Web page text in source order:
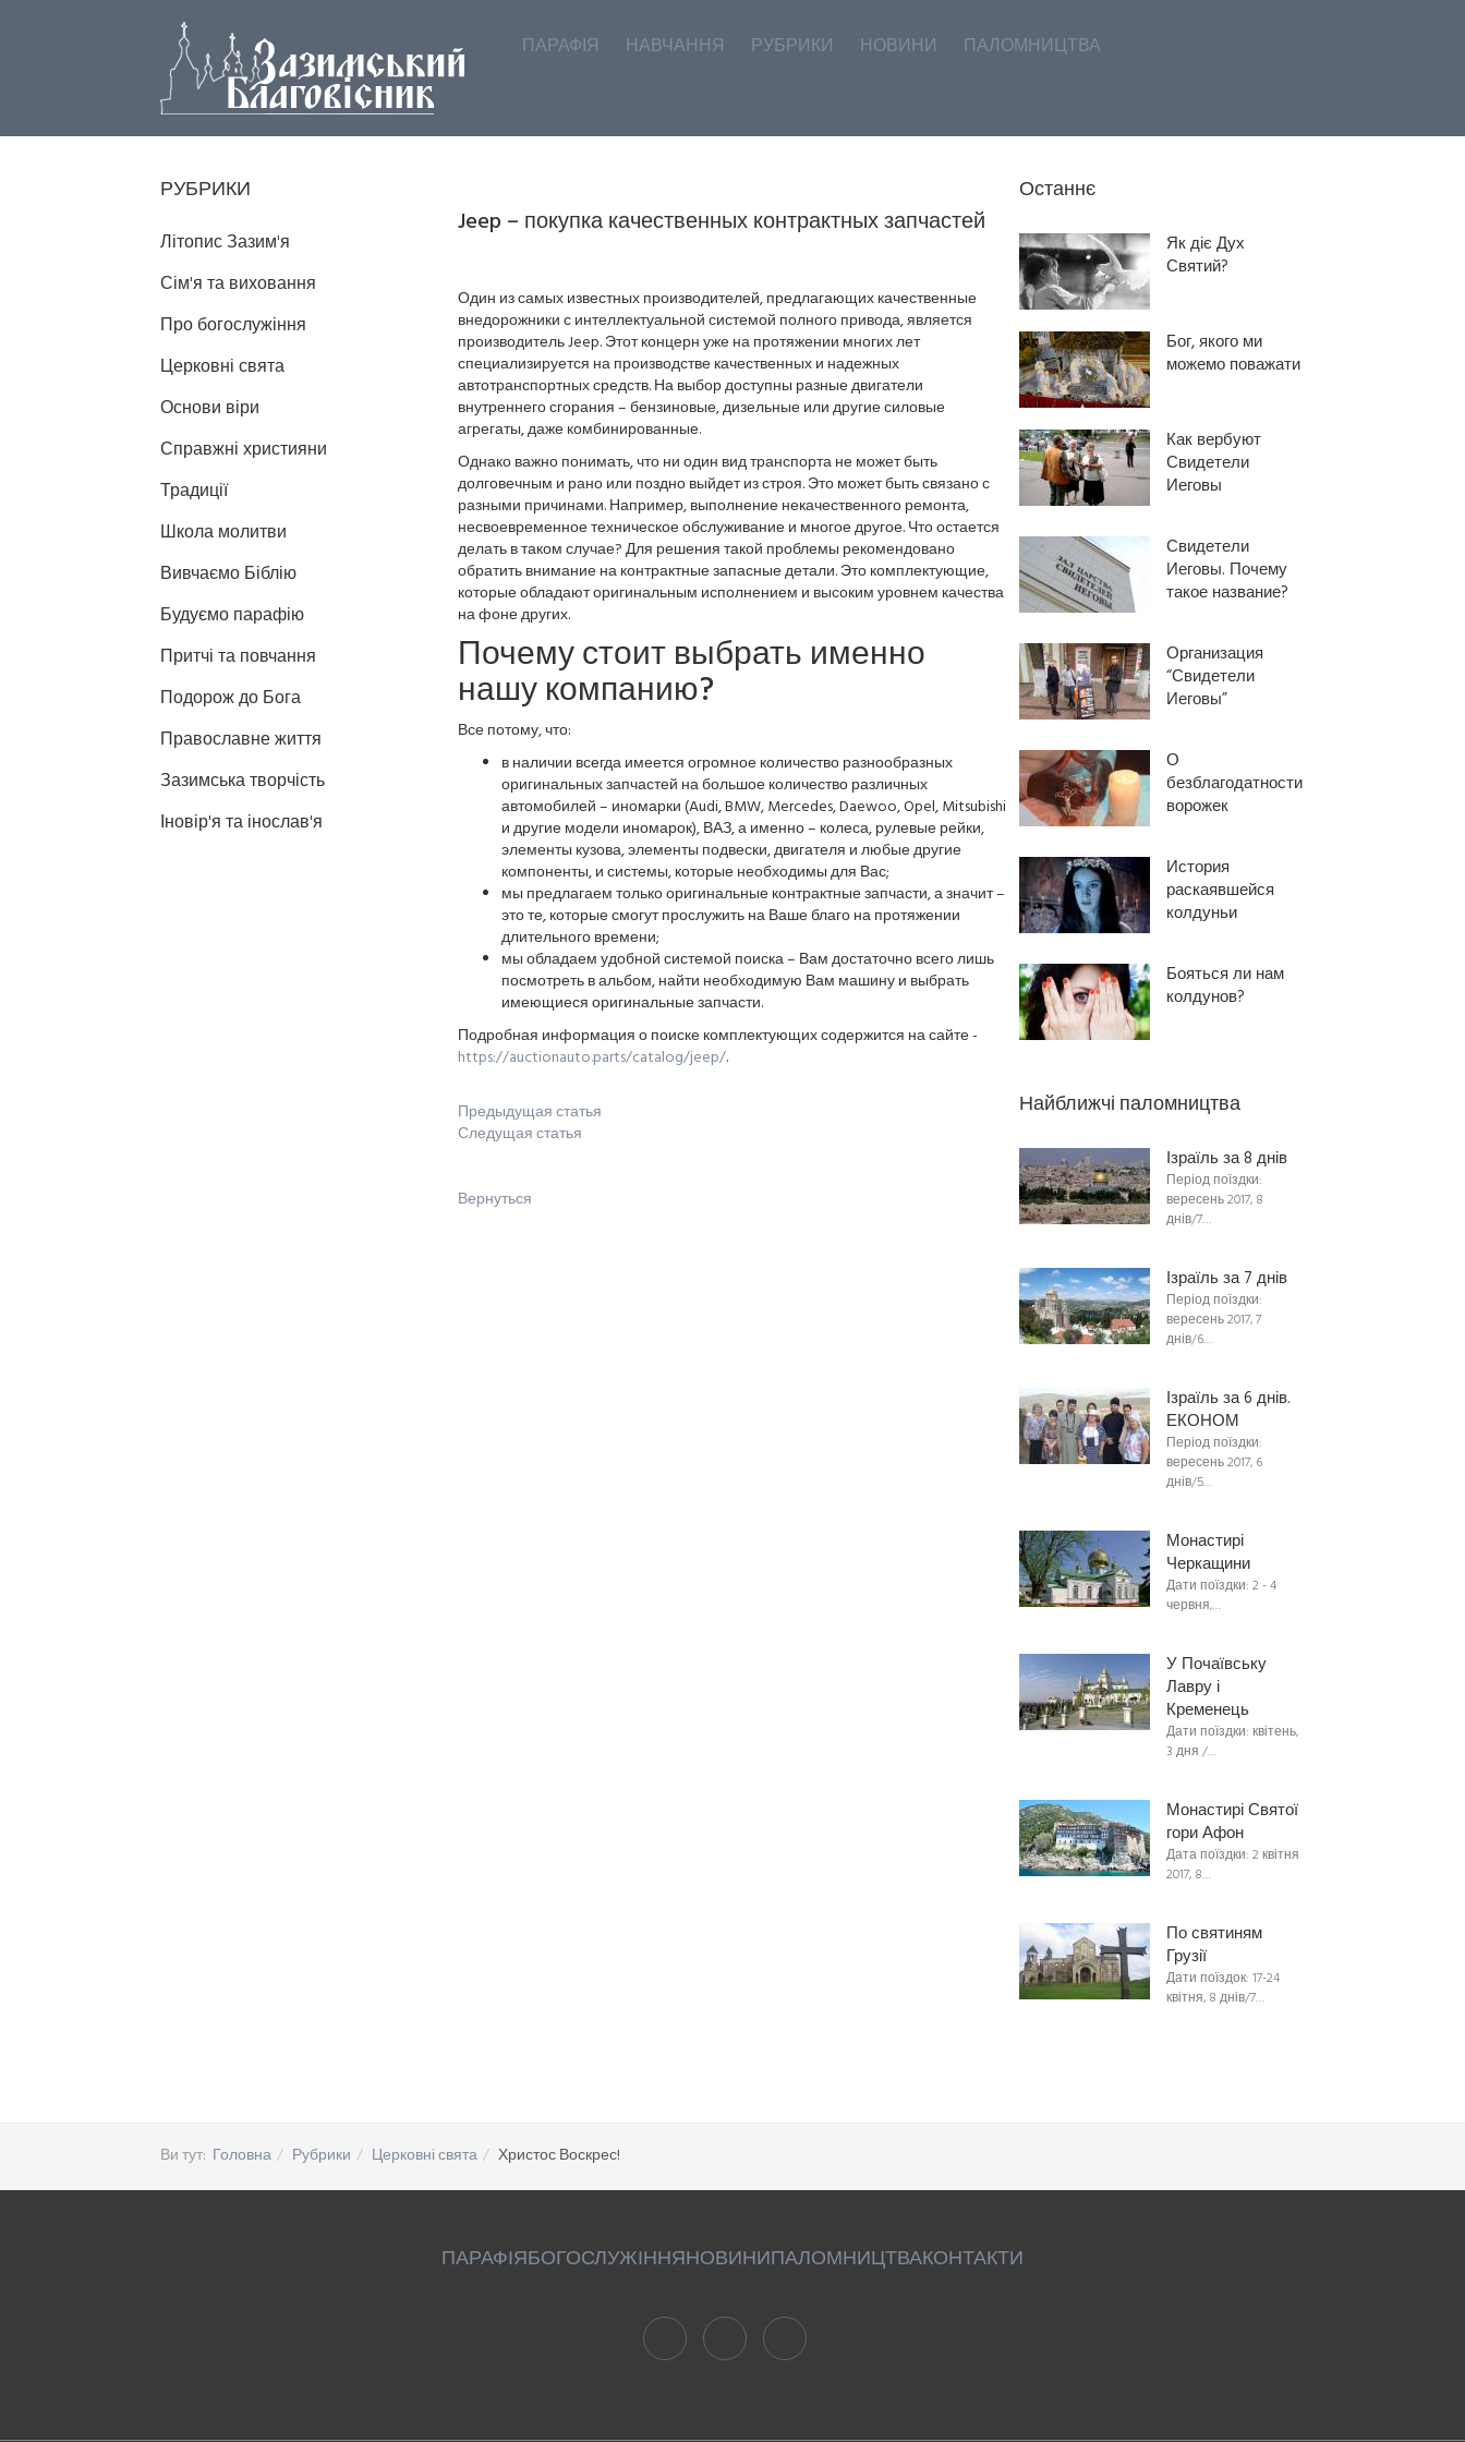
ПАРАФІЯ НАВЧАННЯ РУБРИКИ НОВИНИ ПАЛОМНИЦТВА
Jeep – покупка качественных контрактных запчастей
Один из самых известных производителей, предлагающих качественные
внедорожники с интеллектуальной системой полного привода, является
производитель Jeep. Этот концерн уже на протяжении многих лет
специализируется на производстве качественных и надежных
автотранспортных средств. На выбор доступны разные двигатели
внутреннего сгорания – бензиновые, дизельные или другие силовые
агрегаты, даже комбинированные.
Однако важно понимать, что ни один вид транспорта не может быть
долговечным и рано или поздно выйдет из строя. Это может быть связано с
разными причинами. Например, выполнение некачественного ремонта,
несвоевременное техническое обслуживание и многое другое. Что остается
делать в таком случае? Для решения такой проблемы рекомендовано
обратить внимание на контрактные запасные детали. Это комплектующие,
которые обладают оригинальным исполнением и высоким уровнем качества
на фоне других.
Почему стоит выбрать именно
нашу компанию?
Все потому, что:
в наличии всегда имеется огромное количество разнообразных
оригинальных запчастей на большое количество различных
автомобилей – иномарки (Audi, BMW, Mercedes, Daewoo, Opel, Mitsubishi
и другие модели иномарок), ВАЗ, а именно – колеса, рулевые рейки,
элементы кузова, элементы подвески, двигателя и любые другие
компоненты, и системы, которые необходимы для Вас;
мы предлагаем только оригинальные контрактные запчасти, а значит –
это те, которые смогут прослужить на Ваше благо на протяжении
длительного времени;
мы обладаем удобной системой поиска – Вам достаточно всего лишь
посмотреть в альбом, найти необходимую Вам машину и выбрать
имеющиеся оригинальные запчасти.
Подробная информация о поиске комплектующих содержится на сайте -
https://auctionauto.parts/catalog/jeep/.
Предыдущая статья
Следущая статья
Вернуться
РУБРИКИ
Літопис Зазим'я
Сім'я та виховання
Про богослужіння
Церковні свята
Основи віри
Справжні християни
Традиції
Школа молитви
Вивчаємо Біблію
Будуємо парафію
Притчі та повчання
Подорож до Бога
Православне життя
Зазимська творчість
Іновір'я та інослав'я
Останнє
Як діє Дух
Святий?
Бог, якого ми
можемо поважати
Как вербуют
Свидетели
Иеговы
Свидетели
Иеговы. Почему
такое название?
Организация
“Свидетели
Иеговы”
О
безблагодатности
ворожек
История
раскаявшейся
колдуньи
Бояться ли нам
колдунов?
Найближчі паломництва
Ізраїль за 8 днів
Період поїздки:
вересень 2017, 8
днів/7…
Ізраїль за 7 днів
Період поїздки:
вересень 2017, 7
днів/6…
Ізраїль за 6 днів.
ЕКОНОМ
Період поїздки:
вересень 2017, 6
днів/5…
Монастирі
Черкащини
Дати поїздки: 2 - 4
червня,…
У Почаївську
Лавру і
Кременець
Дати поїздки: квітень,
3 дня /…
Монастирі Святої
гори Афон
Дата поїздки: 2 квітня
2017, 8…
По святиням
Грузії
Дати поїздок: 17-24
квітня, 8 днів/7…
Ви тут: Головна Рубрики Церковні свята Христос Воскрес!
ПАРАФІЯБОГОСЛУЖІННЯНОВИНИПАЛОМНИЦТВАКОНТАКТИ